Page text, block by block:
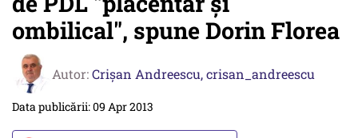
ombilical", spune Dorin Florea
Autor:Crişan Andreescu,crisan_andreescu
Data publicării: 09 Apr 2013